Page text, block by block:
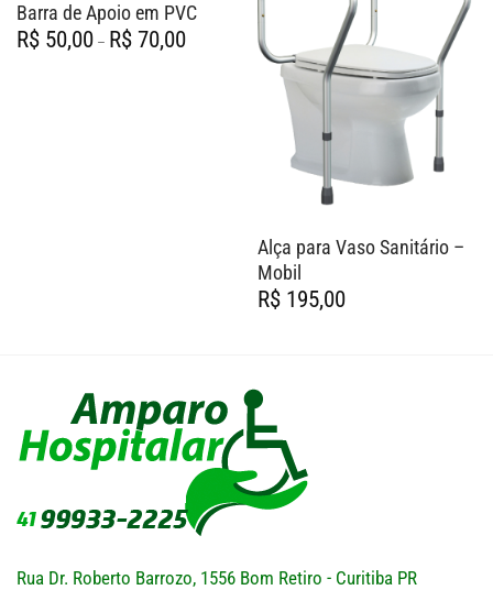
Barra de Apoio em PVC
R$50,00 – R$70,00Faixa
de
Alça para Vaso Sanitário –
Mobil
R$195,00
Rua Dr. Roberto Barrozo, 1556 Bom Retiro - Curitiba PR